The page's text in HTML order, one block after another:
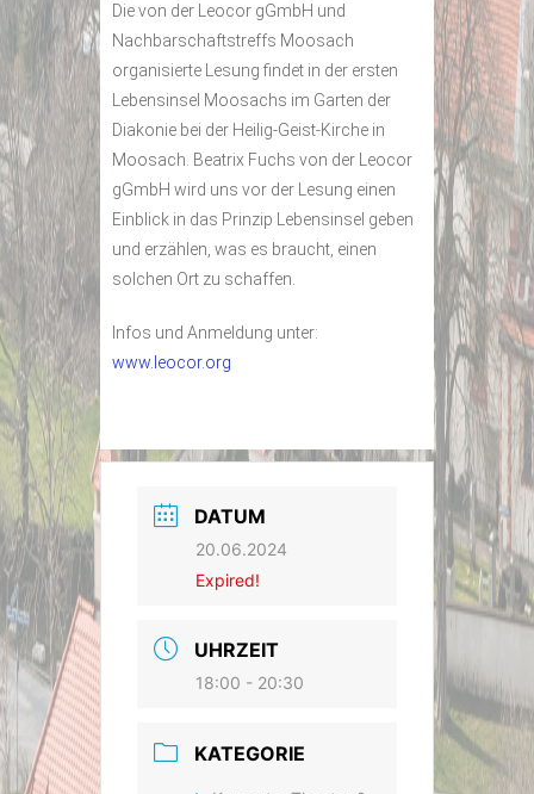
Die von der Leocor gGmbH und
Nachbarschaftstreffs Moosach
organisierte Lesung findet in der ersten
Lebensinsel Moosachs im Garten der
Diakonie bei der Heilig-Geist-Kirche in
Moosach. Beatrix Fuchs von der Leocor
gGmbH wird uns vor der Lesung einen
Einblick in das Prinzip Lebensinsel geben
und erzählen, was es braucht, einen
solchen Ort zu schaffen.
Infos und Anmeldung unter:
www.leocor.org
DATUM
20.06.2024
Expired!
UHRZEIT
18:00 - 20:30
KATEGORIE